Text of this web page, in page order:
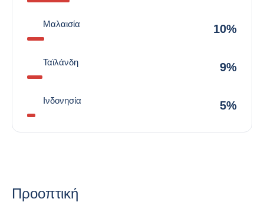
Μαλαισία 10%
Ταϊλάνδη 9%
Ινδονησία 5%
Προοπτική